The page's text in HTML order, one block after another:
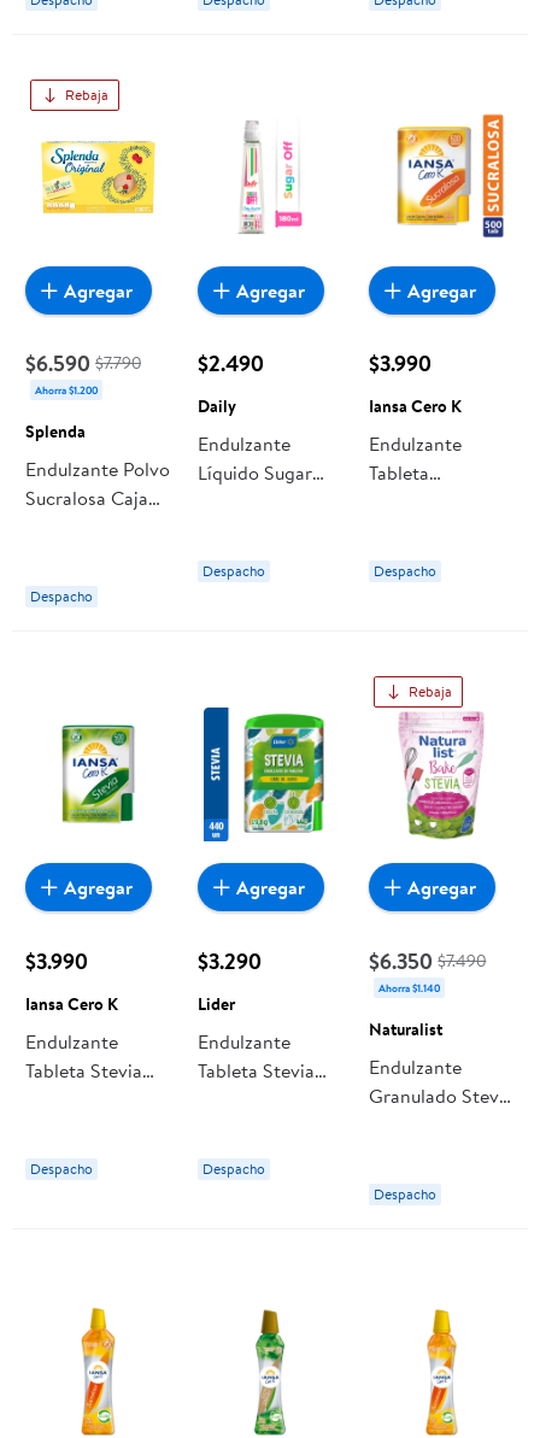
Rebaja
$6.590 $7.790
Ahorra $1.200
Splenda
Endulzante Polvo
Sucralosa Caja
Despacho
Agregar
$2.490
Daily
Endulzante
Líquido Sugar
Despacho
Agregar
$3.990
Iansa Cero K
Endulzante
Tableta
Iansa Cero K
Despacho
Agregar
$3.990
Iansa Cero K
Endulzante
Tableta Stevia
Despacho
Agregar
$3.290
Lider
Endulzante
Tableta Stevia
Despacho
Agregar
Rebaja
$6.350 $7.490
Ahorra $1.140
Naturalist
Endulzante
Granulado Stevia
Despacho
Agregar